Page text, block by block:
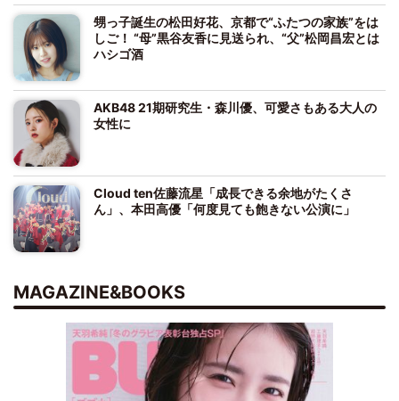
甥っ子誕生の松田好花、京都で“ふたつの家族”をは
しご！ “母”黒谷友香に見送られ、“父”松岡昌宏とは
ハシゴ酒
AKB48 21期研究生・森川優、可愛さもある大人の
女性に
Cloud ten佐藤流星「成長できる余地がたくさ
ん」、本田高優「何度見ても飽きない公演に」
MAGAZINE&BOOKS